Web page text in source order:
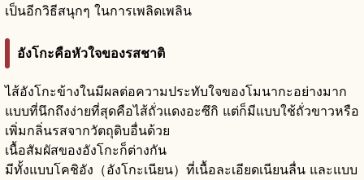
เป็นอีกวิธีสนุกๆ ในการเพลิดเพลิน
อังโกะคือหัวใจของรสชาติ
ไส้อังโกะข้างในมีผลต่อความประทับใจของโมนากะอย่างมาก
แบบที่นึกถึงง่ายที่สุดคือไส้ถั่วแดงอะซึกิ แต่ก็มีแบบใช้ถั่วขาวหรือ
เพิ่มกลิ่นรสจากวัตถุดิบอื่นด้วย
เนื้อสัมผัสของอังโกะก็ต่างกัน
มีทั้งแบบโคชิอัง（อังโกะเนียน）ที่เนื้อละเอียดเนียนลื่น และแบบ